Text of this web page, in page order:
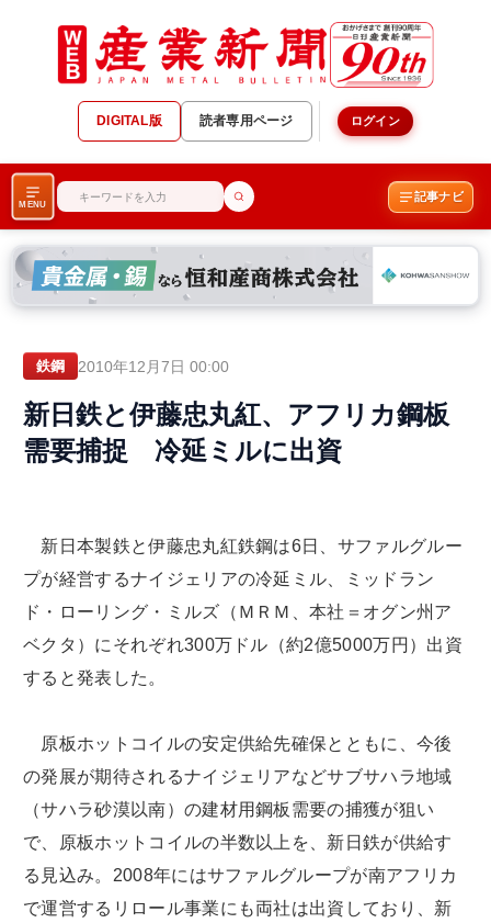
DIGITAL版 読者専用ページ ログイン
MENU
記事ナビ
鉄鋼 2010年12月7日 00:00
新日鉄と伊藤忠丸紅、アフリカ鋼板
需要捕捉 冷延ミルに出資
新日本製鉄と伊藤忠丸紅鉄鋼は6日、サファルグルー
プが経営するナイジェリアの冷延ミル、ミッドラン
ド・ローリング・ミルズ（ＭＲＭ、本社＝オグン州ア
ベクタ）にそれぞれ300万ドル（約2億5000万円）出資
すると発表した。
原板ホットコイルの安定供給先確保とともに、今後
の発展が期待されるナイジェリアなどサブサハラ地域
（サハラ砂漠以南）の建材用鋼板需要の捕獲が狙い
で、原板ホットコイルの半数以上を、新日鉄が供給す
る見込み。2008年にはサファルグループが南アフリカ
で運営するリロール事業にも両社は出資しており、新